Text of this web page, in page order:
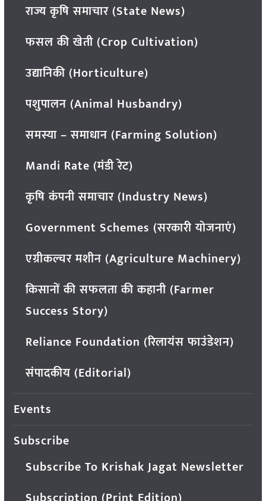
राज्य कृषि समाचार (State News)
फसल की खेती (Crop Cultivation)
उद्यानिकी (Horticulture)
पशुपालन (Animal Husbandry)
समस्या – समाधान (Farming Solution)
Mandi Rate (मंडी रेट)
कृषि कंपनी समाचार (Industry News)
Government Schemes (सरकारी योजनाएं)
एग्रीकल्चर मशीन (Agriculture Machinery)
किसानों की सफलता की कहानी (Farmer
Success Story)
Reliance Foundation (रिलायंस फाउंडेशन)
संपादकीय (Editorial)
Events
Subscribe
Subscribe To Krishak Jagat Newsletter